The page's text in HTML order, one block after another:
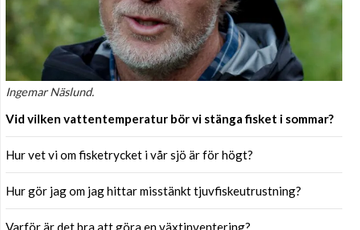
Ingemar Näslund.
Vid vilken vattentemperatur bör vi stänga fisket i sommar?
Hur vet vi om fisketrycket i vår sjö är för högt?
Hur gör jag om jag hittar misstänkt tjuvfiskeutrustning?
Varför är det bra att göra en växtinventering?